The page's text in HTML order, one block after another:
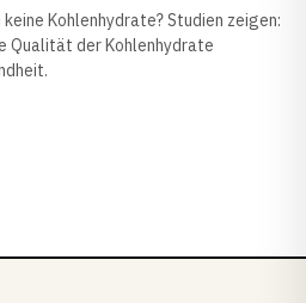
Kohlenhydrate? Studien zeigen:
Qualität der Kohlenhydrate